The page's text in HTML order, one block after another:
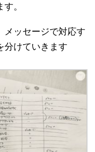
。
メッセージで対応す
分けていきます